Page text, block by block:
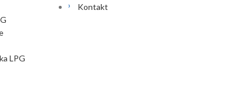
LPG
Kontakt